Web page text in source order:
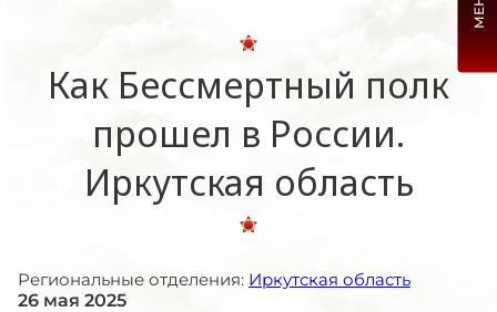
Как Бессмертный полк
прошел в России.
Иркутская область
Региональные отделения: Иркутская область
26 мая 2025